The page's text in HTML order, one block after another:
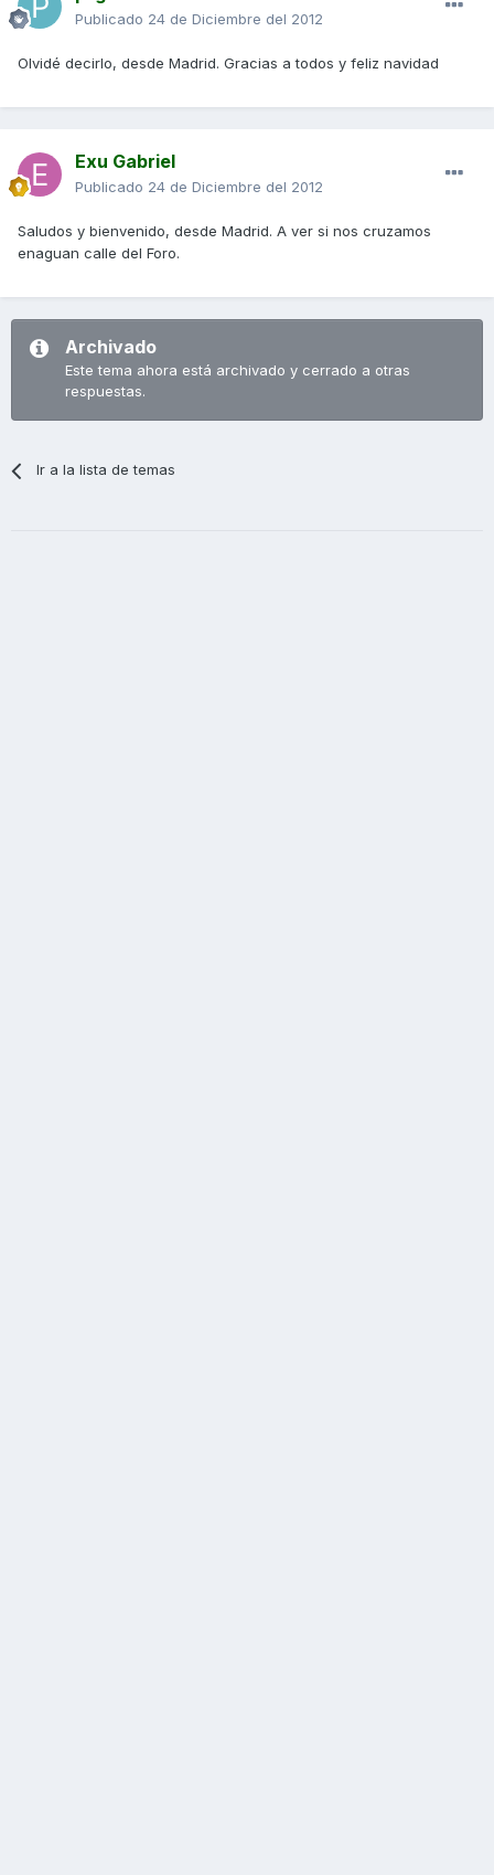
Publicado 24 de Diciembre del 2012
Olvidé decirlo, desde Madrid. Gracias a todos y feliz navidad
Exu Gabriel
Publicado 24 de Diciembre del 2012
Saludos y bienvenido, desde Madrid. A ver si nos cruzamos
enaguan calle del Foro.
Archivado
Este tema ahora está archivado y cerrado a otras
respuestas.
Ir a la lista de temas